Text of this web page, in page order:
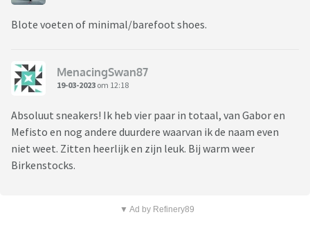
Blote voeten of minimal/barefoot shoes.
MenacingSwan87
19-03-2023 om 12:18
Absoluut sneakers! Ik heb vier paar in totaal, van Gabor en
Mefisto en nog andere duurdere waarvan ik de naam even
niet weet. Zitten heerlijk en zijn leuk. Bij warm weer
Birkenstocks.
▼ Ad by Refinery89